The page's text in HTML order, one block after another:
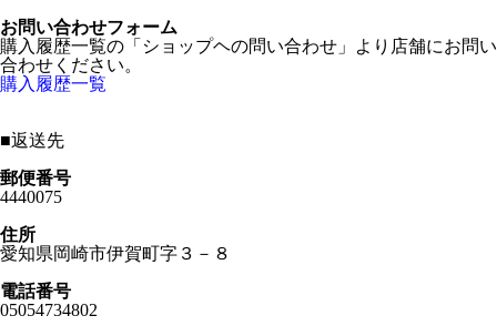
お問い合わせフォーム
購入履歴一覧の「ショップヘの問い合わせ」より店舗にお問い
合わせください。
購入履歴一覧
■返送先
郵便番号
4440075
住所
愛知県岡崎市伊賀町字３－８
電話番号
05054734802